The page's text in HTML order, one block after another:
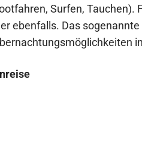
Surfen, Tauchen).
ebenfalls. Das